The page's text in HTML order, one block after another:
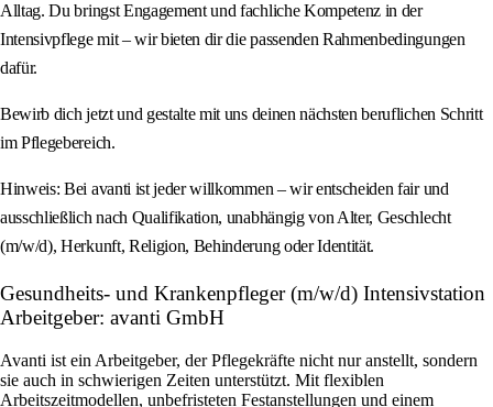
Alltag. Du bringst Engagement und fachliche Kompetenz in der
Intensivpflege mit – wir bieten dir die passenden Rahmenbedingungen
dafür.
Bewirb dich jetzt und gestalte mit uns deinen nächsten beruflichen Schritt
im Pflegebereich.
Hinweis: Bei avanti ist jeder willkommen – wir entscheiden fair und
ausschließlich nach Qualifikation, unabhängig von Alter, Geschlecht
(m/w/d), Herkunft, Religion, Behinderung oder Identität.
Gesundheits- und Krankenpfleger (m/w/d) Intensivstation
Arbeitgeber: avanti GmbH
Avanti ist ein Arbeitgeber, der Pflegekräfte nicht nur anstellt, sondern
sie auch in schwierigen Zeiten unterstützt. Mit flexiblen
Arbeitszeitmodellen, unbefristeten Festanstellungen und einem